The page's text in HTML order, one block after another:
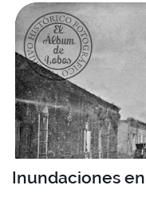
Inundaciones en